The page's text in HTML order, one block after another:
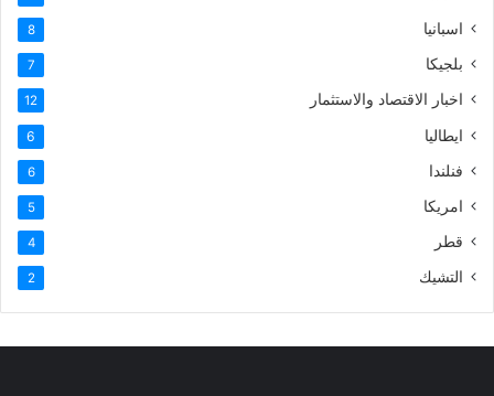
اسبانيا 8
بلجيكا 7
اخبار الاقتصاد والاستثمار 12
ايطاليا 6
فنلندا 6
امريكا 5
قطر 4
التشيك 2